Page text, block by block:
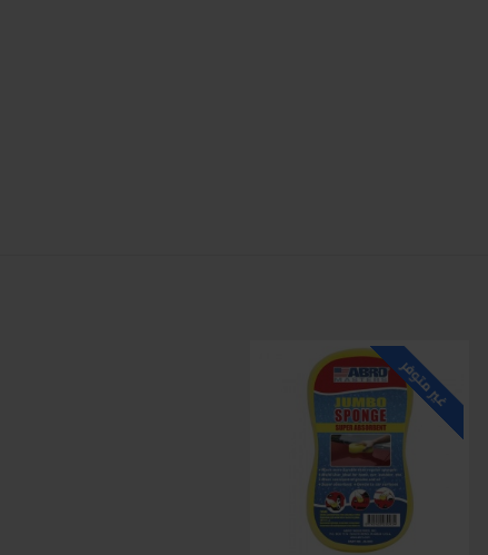
غير متوفر